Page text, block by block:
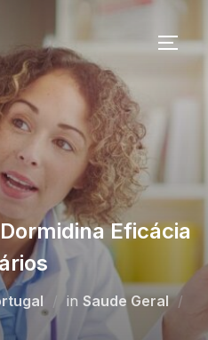
Eficácia
in Saude Geral